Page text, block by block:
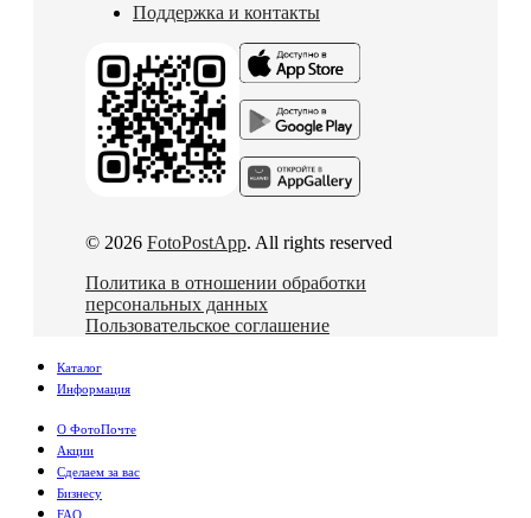
Поддержка и контакты
© 2026 FotoPostApp. All rights reserved
Политика в отношении обработки
персональных данных
Пользовательское соглашение
Каталог
Информация
О ФотоПочте
Акции
Сделаем за вас
Бизнесу
FAQ